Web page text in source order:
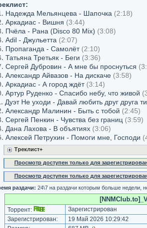
Надежда Мельянцева - Шапочка (2:18)
Аркадиас - Вишня (3:44)
Пчёла - Рана (Disco 80 Mix) (3:08)
Adil - Джульетта (2:07)
Пропаганда - Самолёт (2:10)
Татьяна Третьяк - Беги (3:36)
Сергей Дубровин - А мне бы проснуться
Александр Айвазов - На дискаче (3:58)
Аркадиас - А город ждёт (3:14)
Артур Руденко - Спасибо небу, что живой
Дуэт Не уходи - Давай любить друг друга
Александр Малинин - Быть с тобой (2:45)
Сергей Пенкин - Чувства без границ (3:59)
Дана Лахова - В объятиях (3:06)
Алексей Петрухин - Помоги мне, Господи
Треклист+
Просмотр доступен только для
Просмотр доступен только для
раздачи: 24\7 на раздачи которым больше недели,
Торрент:
Зарегистрирован
Зарегистрирован:
19 Май 2026 10:29:42